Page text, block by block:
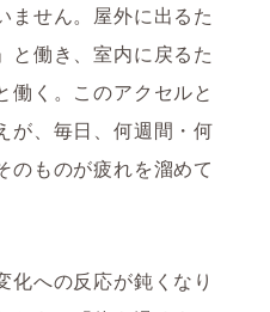
ません。屋外に出るた
と働き、室内に戻るた
働く。このアクセルと
が、毎日、何週間・何
のものが疲れを溜めて
化への反応が鈍くなり